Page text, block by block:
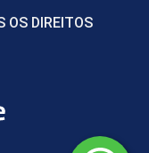
OS DIREITOS